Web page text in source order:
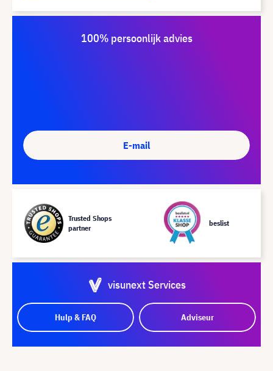
100% persoonlijk advies
E-mail
Trusted Shops
partner
beslist
visunext Services
Hulp & FAQ Adviseur